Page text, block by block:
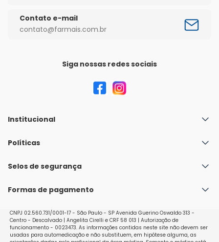
Contato e-mail
contato@farmais.com.br
Siga nossas redes sociais
Institucional
Quem Somos
Nossas lojas
Políticas
Política de Envio
Políticas de Trocas e Devoluções
Selos de segurança
Formas de pagamento
CNPJ 02.560.731/0001-17 - São Paulo - SP Avenida Guerino Oswaldo 313 -
Centro - Descalvado | Angelita Cirelli e CRF 58 013 | Autorização de
funcionamento - 0023473. As informações contidas neste site não devem ser
usadas para automedicação e não substituem, em hipótese alguma, as